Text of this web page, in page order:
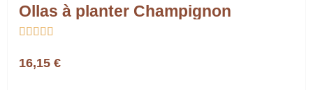
Ollas à planter Champignon
    
16,15 €